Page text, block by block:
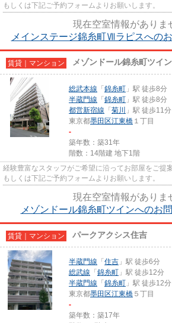
もしくは下記ご予約フォームよりお願いします。
現在空室情報がありま
メインステージ錦糸町Ⅶラピスへの
賃貸｜マンション メゾンドール錦糸町ツイン
総武本線 「 錦糸町 」駅 徒歩8分
半蔵門線 「 錦糸町 」駅 徒歩8分
都営新宿線 「 菊川
」駅 徒歩11分
東京都墨田区江東橋 １丁目
-
築年数：築31年
階数：14階建 地下1階
経験豊富なスタッフがご希望に沿ってお部屋をご提
もしくは下記ご予約フォームよりお願いします。
現在空室情報がありま
メゾンドール錦糸町ツインへのお
賃貸｜マンション パークアクシス住吉
半蔵門線 「 住吉 」駅 徒歩6分
総武線 「 錦糸町 」駅 徒歩12分
半蔵門線 「 錦糸町 」駅 徒歩12分
東京都墨田区江東橋 ５丁目
-
築年数：築17年